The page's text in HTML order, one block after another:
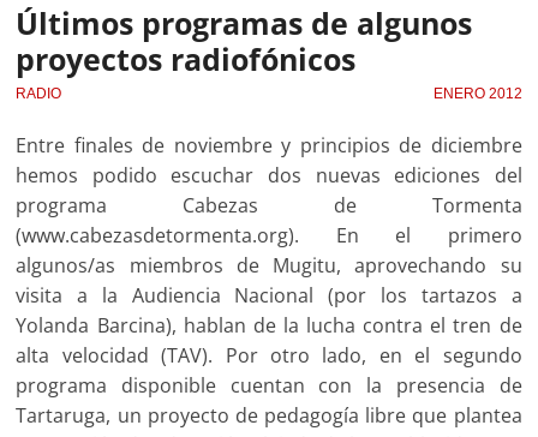
Últimos programas de algunos
proyectos radiofónicos
RADIO ENERO 2012
Entre finales de noviembre y principios de diciembre
hemos podido escuchar dos nuevas ediciones del
programa Cabezas de Tormenta
(www.cabezasdetormenta.org). En el primero
algunos/as miembros de Mugitu, aprovechando su
visita a la Audiencia Nacional (por los tartazos a
Yolanda Barcina), hablan de la lucha contra el tren de
alta velocidad (TAV). Por otro lado, en el segundo
programa disponible cuentan con la presencia de
Tartaruga, un proyecto de pedagogía libre que plantea